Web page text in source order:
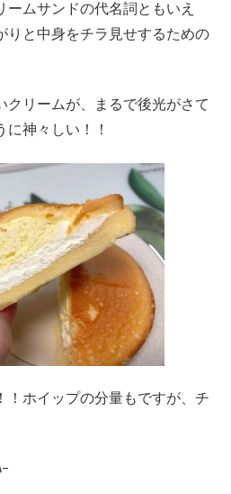
ームサンドの代名詞ともいえ
りと中身をチラ見せするための
クリームが、まるで後光がさて
神々しい！！
！ホイップの分量もですが、チ